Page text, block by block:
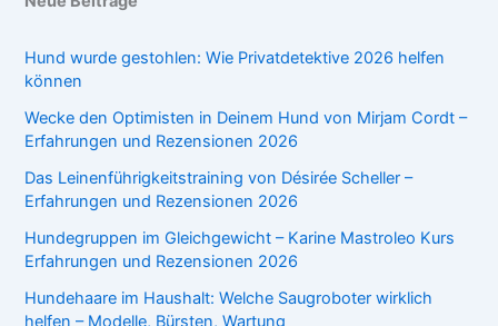
Hund wurde gestohlen: Wie Privatdetektive 2026 helfen
können
Wecke den Optimisten in Deinem Hund von Mirjam Cordt –
Erfahrungen und Rezensionen 2026
Das Leinenführigkeitstraining von Désirée Scheller –
Erfahrungen und Rezensionen 2026
Hundegruppen im Gleichgewicht – Karine Mastroleo Kurs
Erfahrungen und Rezensionen 2026
Hundehaare im Haushalt: Welche Saugroboter wirklich
helfen – Modelle, Bürsten, Wartung